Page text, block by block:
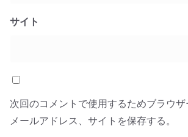
サイト
次回のコメントで使用するためブラウザ
メールアドレス、サイトを保存する。